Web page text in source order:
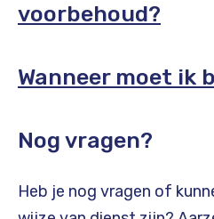
voorbehoud?
Wanneer moet ik
Nog vragen?
Heb je nog vragen of